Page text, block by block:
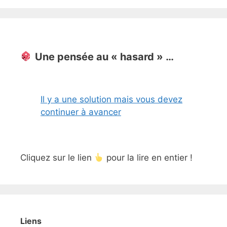
Une pensée au « hasard » …
Il y a une solution mais vous devez
continuer à avancer
Cliquez sur le lien pour la lire en entier !
Liens